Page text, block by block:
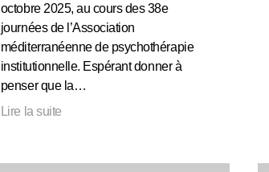
octobre 2025, au cours des 38e
journées de l’Association
méditerranéenne de psychothérapie
institutionnelle. Espérant donner à
penser que la…
Lire la suite